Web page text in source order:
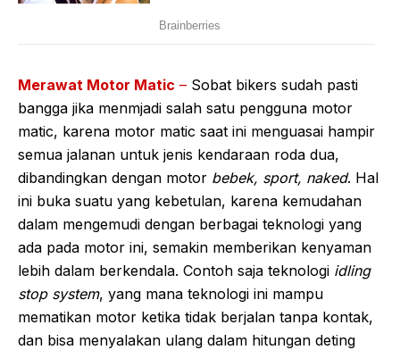
Merawat Motor Matic – Sobat bikers sudah pasti
bangga jika menmjadi salah satu pengguna motor
matic, karena motor matic saat ini menguasai hampir
semua jalanan untuk jenis kendaraan roda dua,
dibandingkan dengan motor bebek, sport, naked. Hal
ini buka suatu yang kebetulan, karena kemudahan
dalam mengemudi dengan berbagai teknologi yang
ada pada motor ini, semakin memberikan kenyaman
lebih dalam berkendala. Contoh saja teknologi idling
stop system, yang mana teknologi ini mampu
mematikan motor ketika tidak berjalan tanpa kontak,
dan bisa menyalakan ulang dalam hitungan deting